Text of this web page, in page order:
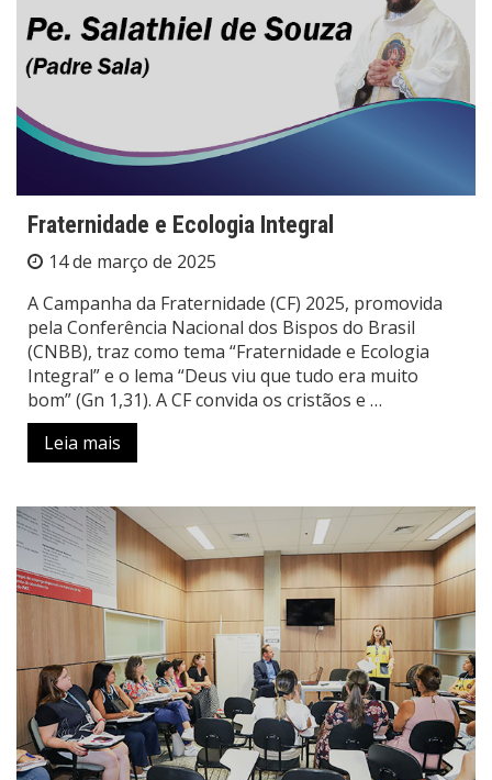
Fraternidade e Ecologia Integral
14 de março de 2025
A Campanha da Fraternidade (CF) 2025, promovida
pela Conferência Nacional dos Bispos do Brasil
(CNBB), traz como tema “Fraternidade e Ecologia
Integral” e o lema “Deus viu que tudo era muito
bom” (Gn 1,31). A CF convida os cristãos e …
Leia mais